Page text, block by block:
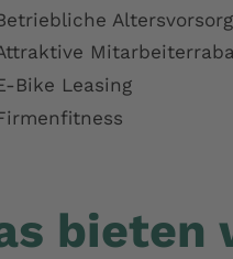
Bike Leasing
bieten